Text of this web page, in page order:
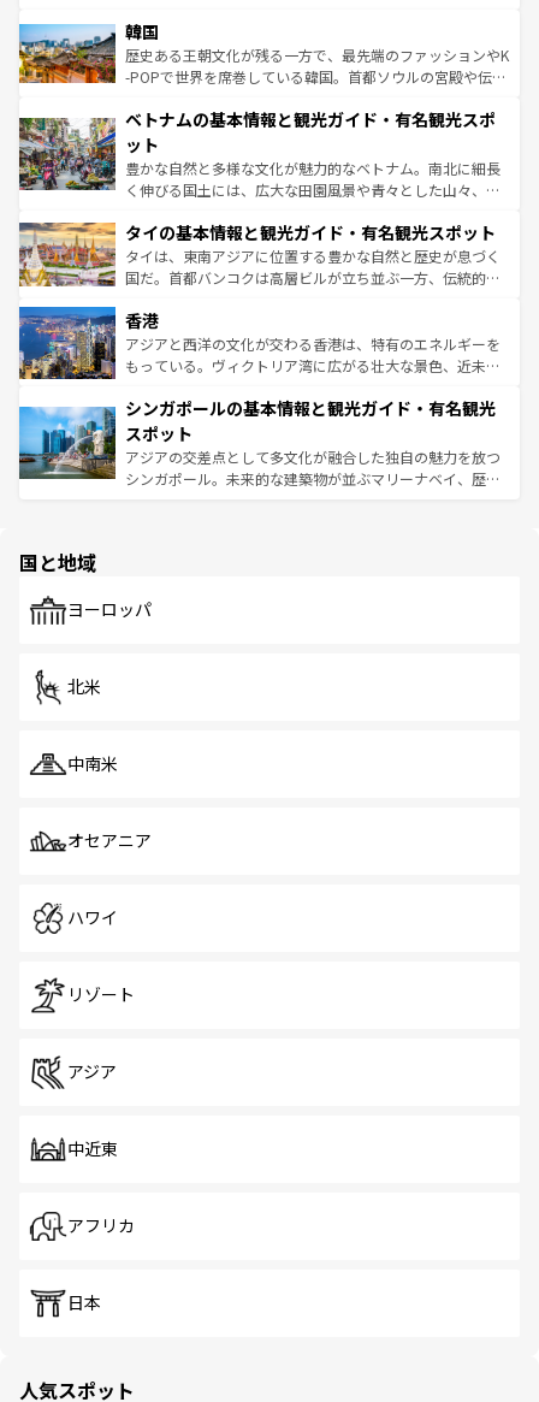
はコンテンツ一覧
いる。アクティビティも充実しており、サーフィンやダイ
ビング、ハイキングなど、アウトドア好きにはたまらな
い。オーストラリアの多彩な魅力を存分に味わいつくそ
参照してほしい。
ン）、静ひつな山岳地帯である台湾東部など、都市の喧騒
と山間の静けさが共存しており、訪れる人に新しい発見と
驚きをもたらしてくれる。また、奥深い台湾の食文化も魅
容にもいいと評判のスイーツなど、バラエティ豊かな料理
照してほしい。
韓国
歴史ある王朝文化が残る一方で、最先端のファッションやK
-POPで世界を席巻している韓国。首都ソウルの宮殿や伝統
き、地方に足を延ばせば四季折々の自然美を楽しむことが
できる。そして、キムチや焼肉、絶品のストリートフード
まで、さまざまな韓国料理が待っている。夜には、韓国な
らではのナイトライフも堪能できる。あたたかいホスピタ
わってみてほしい。 なお、新着の韓国情報はコンテンツ一
覧 を参照してほしい。
ベトナムの基本情報と観光ガイド・有名観光スポ
ット
豊かな自然と多様な文化が魅力的なベトナム。南北に細長
く伸びる国土には、広大な田園風景や青々とした山々、世
急速な発展と共に伝統が息づく。ハノイの古い町並みやホ
ーチミン市のフランス統治時代の建物も、独特の雰囲気を
醸し出している。また、バラエティの豊かさとおいしさで
とつ。フォーやバインミー、ベトナムコーヒーなどは、ぜ
ひ現地で味わいたい。どの地域を訪れてもあたたかい人々
が旅行者を迎えてくれるので、きっと忘れられない旅にな
参照してほしい。
タイの基本情報と観光ガイド・有名観光スポット
タイは、東南アジアに位置する豊かな自然と歴史が息づく
国だ。首都バンコクは高層ビルが立ち並ぶ一方、伝統的な
の活気が交差している。北部ではチェンマイなどの山岳地
帯で自然と触れ合い、南部ではプーケットやクラビの美し
いビーチでリゾート気分を楽しむことができる。タイ料理
激する。気候は一年中温暖で、どの季節にも異なる楽しみ
が待っている。親しみやすいタイの人々、仏教を中心とし
た文化、そして多様な観光資源が、訪れる旅人を魅了し続
ける。 なお、新着のタイ情報はコンテンツ一覧を参照して
香港
アジアと西洋の文化が交わる香港は、特有のエネルギーを
もっている。ヴィクトリア湾に広がる壮大な景色、近未来
み、どこを訪れても感動するはず。観光スポットが密集し
ており、効率よく見どころを回れるのも魅力。息をのむよ
うな絶景から文化的な体験まで、香港を存分に楽しみ尽く
そう。 なお、新着の香港情報はコンテンツ一覧を参照して
シンガポールの基本情報と観光ガイド・有名観光
スポット
アジアの交差点として多文化が融合した独自の魅力を放つ
シンガポール。未来的な建築物が並ぶマリーナベイ、歴史
で、ホーカーズは地元の風情を楽しめる外せないスポット
国と地域
ヨーロッパ
北米
中南米
オセアニア
ハワイ
リゾート
アジア
中近東
アフリカ
日本
人気スポット